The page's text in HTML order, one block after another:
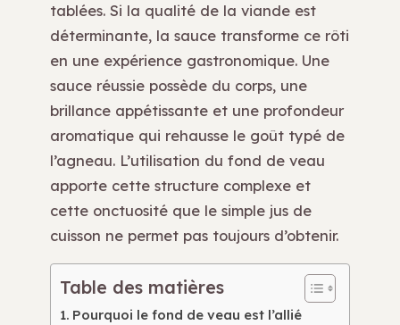
tablées. Si la qualité de la viande est
déterminante, la sauce transforme ce rôti
en une expérience gastronomique. Une
sauce réussie possède du corps, une
brillance appétissante et une profondeur
aromatique qui rehausse le goût typé de
l’agneau. L’utilisation du fond de veau
apporte cette structure complexe et
cette onctuosité que le simple jus de
cuisson ne permet pas toujours d’obtenir.
Table des matières
Pourquoi le fond de veau est l’allié